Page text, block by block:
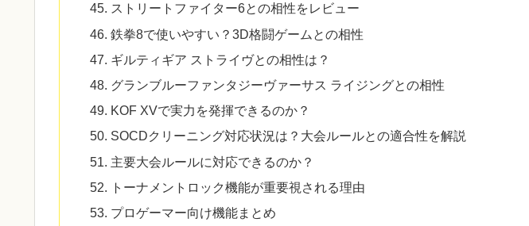
ストリートファイター6との相性をレビュー
鉄拳8で使いやすい？3D格闘ゲームとの相性
ギルティギア ストライヴとの相性は？
グランブルーファンタジーヴァーサス ライジングとの相性
KOF XVで実力を発揮できるのか？
SOCDクリーニング対応状況は？大会ルールとの適合性を解説
主要大会ルールに対応できるのか？
トーナメントロック機能が重要視される理由
プロゲーマー向け機能まとめ